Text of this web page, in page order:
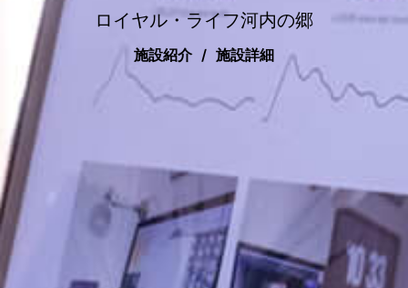
ロイヤル・ライフ河内の郷
施設紹介 施設詳細